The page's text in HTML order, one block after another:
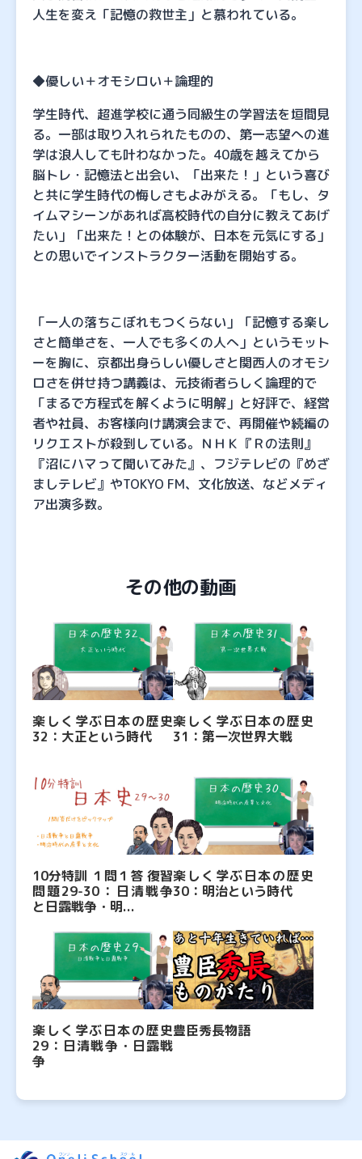
人生を変え「記憶の救世主」と慕われている。
◆優しい＋オモシロい＋論理的
学生時代、超進学校に通う同級生の学習法を垣間見
る。一部は取り入れられたものの、第一志望への進
学は浪人しても叶わなかった。40歳を越えてから
脳トレ・記憶法と出会い、「出来た！」という喜び
と共に学生時代の悔しさもよみがえる。「もし、タ
イムマシーンがあれば高校時代の自分に教えてあげ
たい」「出来た！との体験が、日本を元気にする」
との思いでインストラクター活動を開始する。
「一人の落ちこぼれもつくらない」「記憶する楽し
さと簡単さを、一人でも多くの人へ」というモット
ーを胸に、京都出身らしい優しさと関西人のオモシ
ロさを併せ持つ講義は、元技術者らしく論理的で
「まるで方程式を解くように明解」と好評で、経営
者や社員、お客様向け講演会まで、再開催や続編の
リクエストが殺到している。ＮＨＫ『Ｒの法則』
『沼にハマって聞いてみた』、フジテレビの『めざ
ましテレビ』やTOKYO FM、文化放送、などメディ
ア出演多数。
その他の動画
楽しく学ぶ日本の歴史
32：大正という時代
楽しく学ぶ日本の歴史
31：第一次世界大戦
10分特訓 １問１答 復習
問題29-30：日清戦争
と日露戦争・明...
楽しく学ぶ日本の歴史
30：明治という時代
楽しく学ぶ日本の歴史
29：日清戦争・日露戦
争
豊臣秀長物語